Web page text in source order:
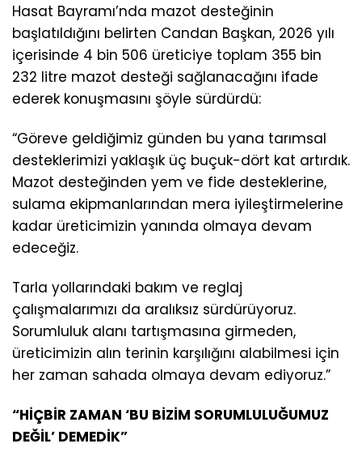
Hasat Bayramı’nda mazot desteğinin
başlatıldığını belirten Candan Başkan, 2026 yılı
içerisinde 4 bin 506 üreticiye toplam 355 bin
232 litre mazot desteği sağlanacağını ifade
ederek konuşmasını şöyle sürdürdü:
“Göreve geldiğimiz günden bu yana tarımsal
desteklerimizi yaklaşık üç buçuk-dört kat artırdık.
Mazot desteğinden yem ve fide desteklerine,
sulama ekipmanlarından mera iyileştirmelerine
kadar üreticimizin yanında olmaya devam
edeceğiz.
Tarla yollarındaki bakım ve reglaj
çalışmalarımızı da aralıksız sürdürüyoruz.
Sorumluluk alanı tartışmasına girmeden,
üreticimizin alın terinin karşılığını alabilmesi için
her zaman sahada olmaya devam ediyoruz.”
“HİÇBİR ZAMAN ‘BU BİZİM SORUMLULUĞUMUZ
DEĞİL’ DEMEDİK”